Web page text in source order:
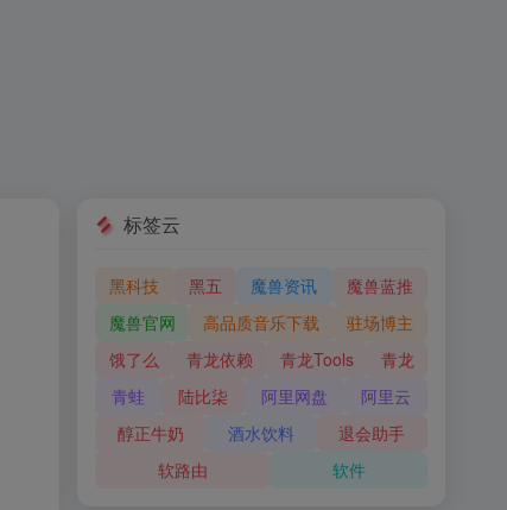
标签云
黑科技 黑五 魔兽资讯
魔兽蓝推
魔兽官网
高品质音乐下载
驻场博主
饿了么
青龙依赖 青龙Tools
青龙
青蛙
陆比柒 阿里网盘
阿里云
醇正牛奶
酒水饮料
退会助手
软路由
软件